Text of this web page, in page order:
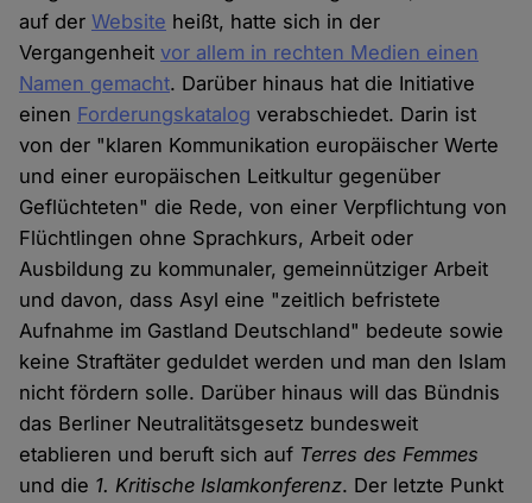
auf derWebsite heißt, hatte sich in der
Vergangenheitvor allem in rechten Medien einen
Namen gemacht. Darüber hinaus hat die Initiative
einen Forderungskatalog verabschiedet. Darin ist
von der "klaren Kommunikation europäischer Werte
und einer europäischen Leitkultur gegenüber
Geflüchteten" die Rede, von einer Verpflichtung von
Flüchtlingen ohne Sprachkurs, Arbeit oder
Ausbildung zu kommunaler, gemeinnütziger Arbeit
und davon, dass Asyl eine "zeitlich befristete
Aufnahme im Gastland Deutschland" bedeute sowie
keine Straftäter geduldet werden und man den Islam
nicht fördern solle. Darüber hinaus will das Bündnis
das Berliner Neutralitätsgesetz bundesweit
etablieren und beruft sich auf Terres des Femmes
und die 1. Kritische Islamkonferenz. Der letzte Punkt